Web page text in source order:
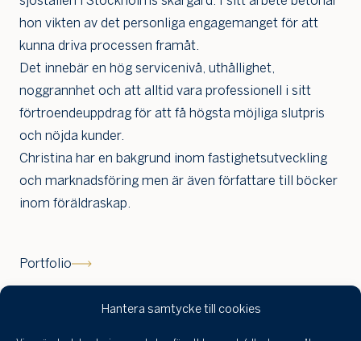
Hantera samtycke till cookies
hon vikten av det personliga engagemanget för att
kunna driva processen framåt.
Det innebär en hög servicenivå, uthållighet,
noggrannhet och att alltid vara professionell i sitt
förtroendeuppdrag för att få högsta möjliga slutpris
och nöjda kunder.
Christina har en bakgrund inom fastighetsutveckling
och marknadsföring men är även författare till böcker
inom föräldraskap.
Portfolio
skulle